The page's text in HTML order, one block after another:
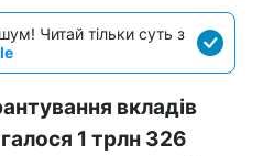
Читай тільки суть з
вкладів
1 трлн 326